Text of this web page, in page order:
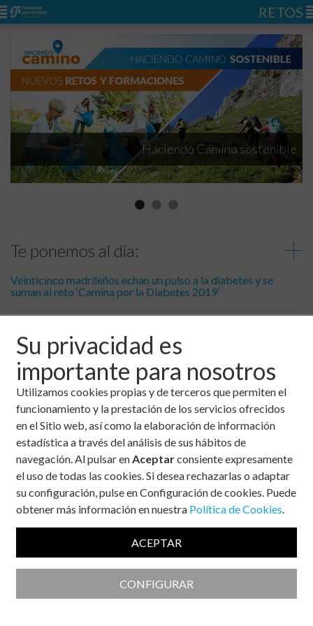
Su privacidad es
importante para nosotros
Utilizamos cookies propias y de terceros que permiten el
funcionamiento y la prestación de los servicios ofrecidos
en el Sitio web, así como la elaboración de información
estadística a través del análisis de sus hábitos de
navegación. Al pulsar enAceptarconsiente expresamente
el uso de todas las cookies. Si desea rechazarlas o adaptar
su configuración, pulse en Configuración de cookies. Puede
obtener más información en nuestra Política de Cookies.
ACEPTAR
CONFIGURAR
RETOS
Haciendo Camino sostenible
Te ponemos al día:
Veinticinco madrileños echan un pulso a la diabetes y se
suman al reto ‘Camina por la Diabetes 2019’
‘Camina por la Diabetes 2019’
Arranca la nueva edición del Reto ‘Camina por la Diabetes
2019’
El camino de Santiago: una experiencia única para más de 200
personas con diabetes
Valencia da visibilidad a la diabetes con actividades
deportivas para toda la familia
¡Nuestros retos para este año!